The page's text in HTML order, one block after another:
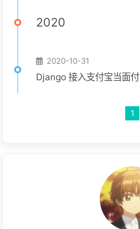
2020
2020-10-31
Django 接入支付宝当面付
1